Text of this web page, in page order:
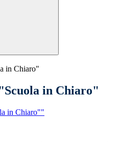
in Chiaro"
in Chiaro"
in Chiaro""